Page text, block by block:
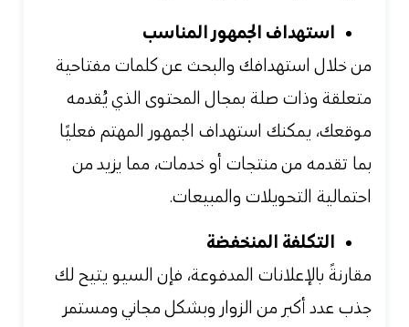
استهداف الجمهور المناسب
من خلال استهدافك والبحث عن كلمات مفتاحية
متعلقة وذات صلة بمجال المحتوى الذي يُقدمه
موقعك، يمكنك استهداف الجمهور المهتم فعليًا
بما تقدمه من منتجات أو خدمات، مما يزيد من
احتمالية التحويلات والمبيعات.
التكلفة المنخفضة
مقارنةً بالإعلانات المدفوعة، فإن السيو يتيح لك
جذب عدد أكبر من الزوار وبشكل مجاني ومستمر